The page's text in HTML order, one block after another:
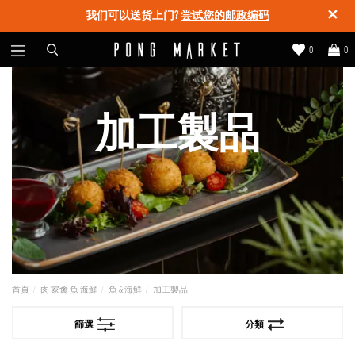
✕
我们可以送货上门?尝试您的邮政编码
0
0
加工製品
首頁 肉-家禽-魚-海鮮 魚 & 海鮮 加工製品
篩選 分類